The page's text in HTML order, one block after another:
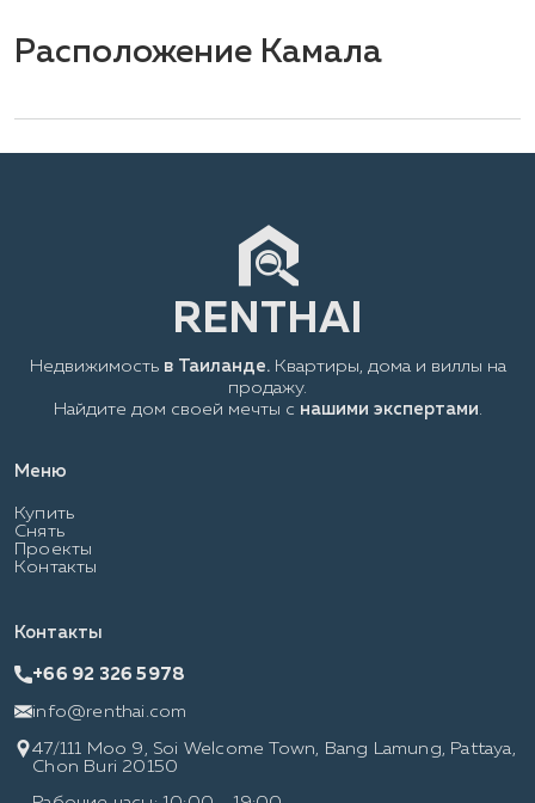
Расположение Камала
Меню
Купить
Снять
Проекты
Контакты
Недвижимость в Таиланде.Квартиры, дома и виллы на
продажу.
Найдите дом своей мечты с нашими экспертами.
Контакты
+66 92 326 5978
info@renthai.com
47/111 Moo 9, Soi Welcome Town, Bang Lamung, Pattaya,
Chon Buri 20150